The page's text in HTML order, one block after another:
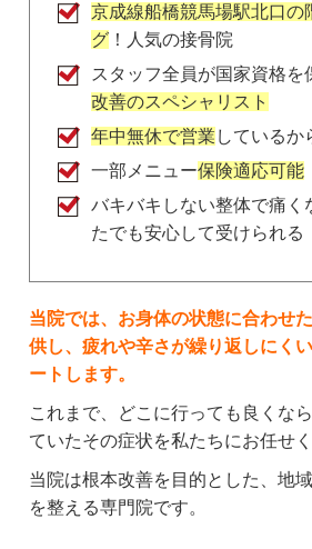
さっちー
2 年前
ここ最近は、毎週、通わせて
京成本線　船橋競馬場駅　隣
皆さま書いていらっしゃいま
ングあり。
土日祝日も診療してくださって
きなくても、隠れてコソコソ
せて頂いてます。
診療時間も、仕事の後に伺え
ます。
いつもありがとうございます。
京成線船橋競馬場駅北口の
グ ！人気の接骨院
スタッフ全員が国家資格を
改善のスペシャリスト
年中無休で営業 しているか
一部メニュー保険適応可能
バキバキしない整体で痛く
たでも安心して受けられる
当院では、お身体の状態に合わせ
供し、疲れや辛さが繰り返しにく
ートします。
これまで、どこに行っても良くな
ていたその症状を私たちにお任せ
当院は根本改善を目的とした、地
を整える専門院です。